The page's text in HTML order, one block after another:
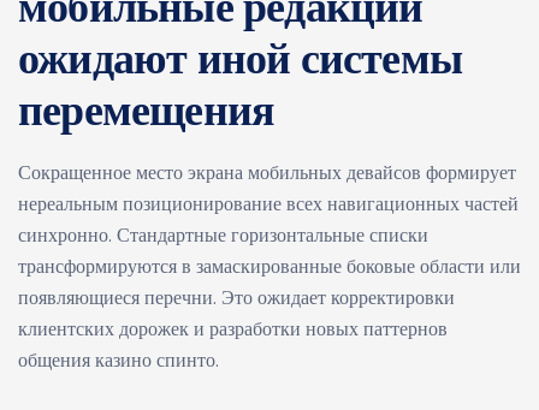
ожидают иной системы
перемещения
Сокращенное место экрана мобильных девайсов формирует
нереальным позиционирование всех навигационных частей
синхронно. Стандартные горизонтальные списки
трансформируются в замаскированные боковые области или
появляющиеся перечни. Это ожидает корректировки
клиентских дорожек и разработки новых паттернов
общения казино спинто.